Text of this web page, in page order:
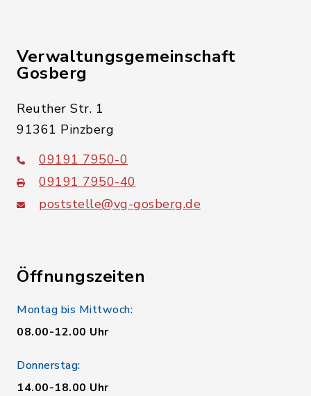
Verwaltungsgemeinschaft
Gosberg
Reuther Str. 1
91361 Pinzberg
09191 7950-0
09191 7950-40
poststelle@vg-gosberg.de
Öffnungszeiten
Montag bis Mittwoch:
08.00-12.00 Uhr
Donnerstag:
14.00-18.00 Uhr